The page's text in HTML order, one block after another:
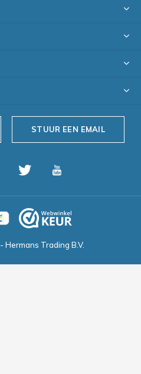
STUUR EEN EMAIL
- Hermans Trading B.V.